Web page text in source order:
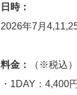
日時：
2026年7月
料金：
（※税込）
・1DAY：4,400円